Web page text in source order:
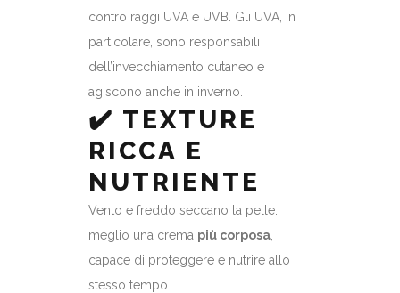
contro raggi UVA e UVB. Gli UVA, in
particolare, sono responsabili
dell’invecchiamento cutaneo e
agiscono anche in inverno.
✔️ TEXTURE
RICCA E
NUTRIENTE
Vento e freddo seccano la pelle:
meglio una crema più corposa
capace di proteggere e nutrire allo
stesso tempo.